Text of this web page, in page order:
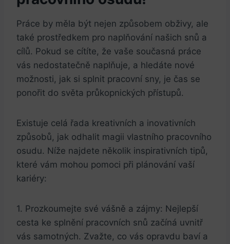
Práce by měla být nejen způsobem obživy, ale
také prostředkem pro naplňování našich snů a
cílů. Pokud se cítíte,⁢ že vaše současná práce
vás nedostatečně naplňuje, a hledáte nové
možnosti, jak si splnit pracovní sny, je čas se
ponořit do světa průkopnických‍ přístupů.
Existuje celá řada kreativních a inovativních
způsobů, jak odhalit magii vlastního pracovního
osudu. Níže najdete několik inspirativních tipů,
které vám mohou pomoci při plánování vaší
kariéry:
1. Prozkoumejte své vášně a zájmy: Nejlepší
cesta ke splnění pracovních snů začíná uvnitř
vás samotných. Zvažte, co vás opravdu baví a‍